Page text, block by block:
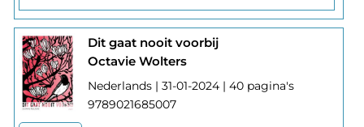
Dit gaat nooit voorbij
Octavie Wolters
Nederlands | 31-01-2024 | 40 pagina's
9789021685007